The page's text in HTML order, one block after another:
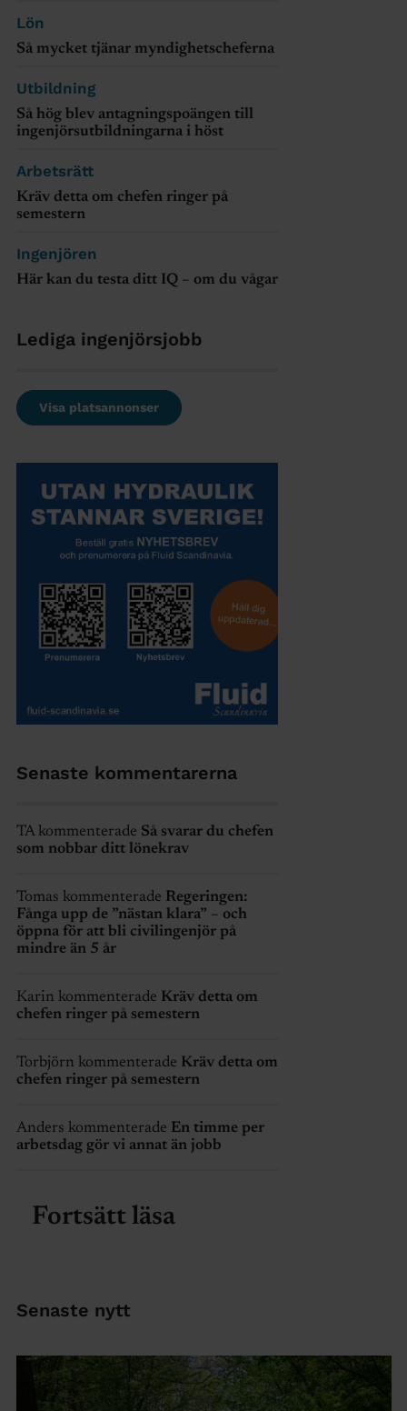
Lön
Så mycket tjänar myndighetscheferna
Utbildning
Så hög blev antagningspoängen till
ingenjörsutbildningarna i höst
Arbetsrätt
Kräv detta om chefen ringer på
semestern
Ingenjören
Här kan du testa ditt IQ – om du vågar
Lediga ingenjörsjobb
Visa platsannonser
Senaste kommentarerna
TA kommenterade Så svarar du chefen
som nobbar ditt lönekrav
Tomas kommenterade Regeringen:
Fånga upp de ”nästan klara” – och
öppna för att bli civilingenjör på
mindre än 5 år
Karin kommenterade Kräv detta om
chefen ringer på semestern
Torbjörn kommenterade Kräv detta om
chefen ringer på semestern
Anders kommenterade En timme per
arbetsdag gör vi annat än jobb
Fortsätt läsa
Senaste nytt